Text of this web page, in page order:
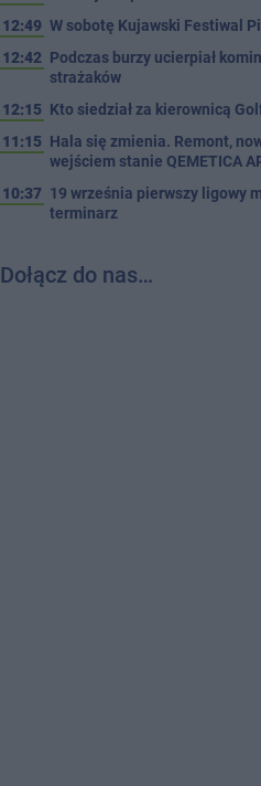
12:49 W sobotę Kujawski Festiwal
12:42 Podczas burzy ucierpiał
strażaków
12:15 Kto siedział za kierownicą
11:15 Hala się zmienia. Remont,
wejściem stanie QEMETICA
10:37 19 września pierwszy ligowy
terminarz
Dołącz do nas…